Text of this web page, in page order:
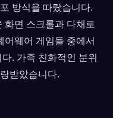
방식을 따랐습니다.
화면 스크롤과 다채로
어웨어 게임들 중에서
. 가족 친화적인 분위
받았습니다.